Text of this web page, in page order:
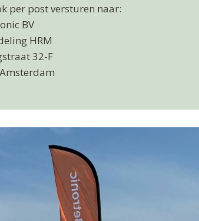
per post versturen naar:
BV
HRM
32-F